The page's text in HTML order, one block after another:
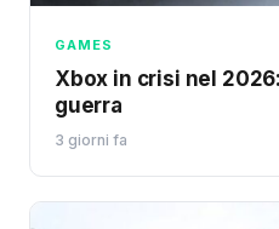
GAMES
Xbox in crisi nel
guerra
3 giorni fa